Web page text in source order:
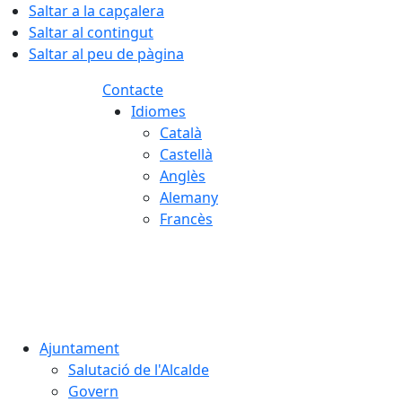
Saltar a la capçalera
Saltar al contingut
Saltar al peu de pàgina
Contacte
Idiomes
Català
Castellà
Anglès
Alemany
Francès
Ajuntament
Salutació de l'Alcalde
Govern